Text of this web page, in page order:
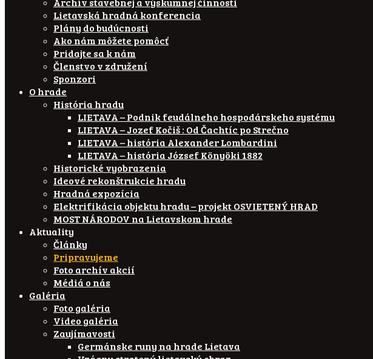
Lietavská hradná konferencia
Plány do budúcnosti
Ako nám môžete pomôcť
Pridajte sa k nám
Členstvo v združení
Sponzori
O hrade
História hradu
LIETAVA – Podnik feudálneho hospodárskeho systému
LIETAVA – Jozef Kočiš : Od Čachtíc po Strečno
LIETAVA – história Alexander Lombardini
LIETAVA – história József Könyöki 1882
Historické vyobrazenia
Ideové rekonštrukcie hradu
Hradná expozícia
Elektrifikácia objektu hradu – projekt OSVIETENÝ HRAD
MOST NÁRODOV na Lietavskom hrade
Aktuality
Články
Pripravujeme
Foto archív akcií
Médiá o nás
Galéria
Foto galéria
Video galéria
Zaujímavosti
Germánske runy na hrade Lietava